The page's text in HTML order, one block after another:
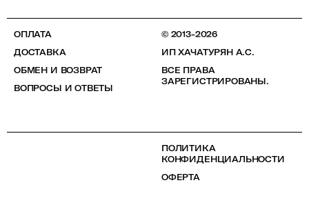
ОПЛАТА
ДОСТАВКА
ОБМЕН И ВОЗВРАТ
ВОПРОСЫ И ОТВЕТЫ
© 2013-2026
ИП ХАЧАТУРЯН А.С.
ВСЕ ПРАВА
ЗАРЕГИСТРИРОВАНЫ.
ПОЛИТИКА
КОНФИДЕНЦИАЛЬНОСТИ
ОФЕРТА